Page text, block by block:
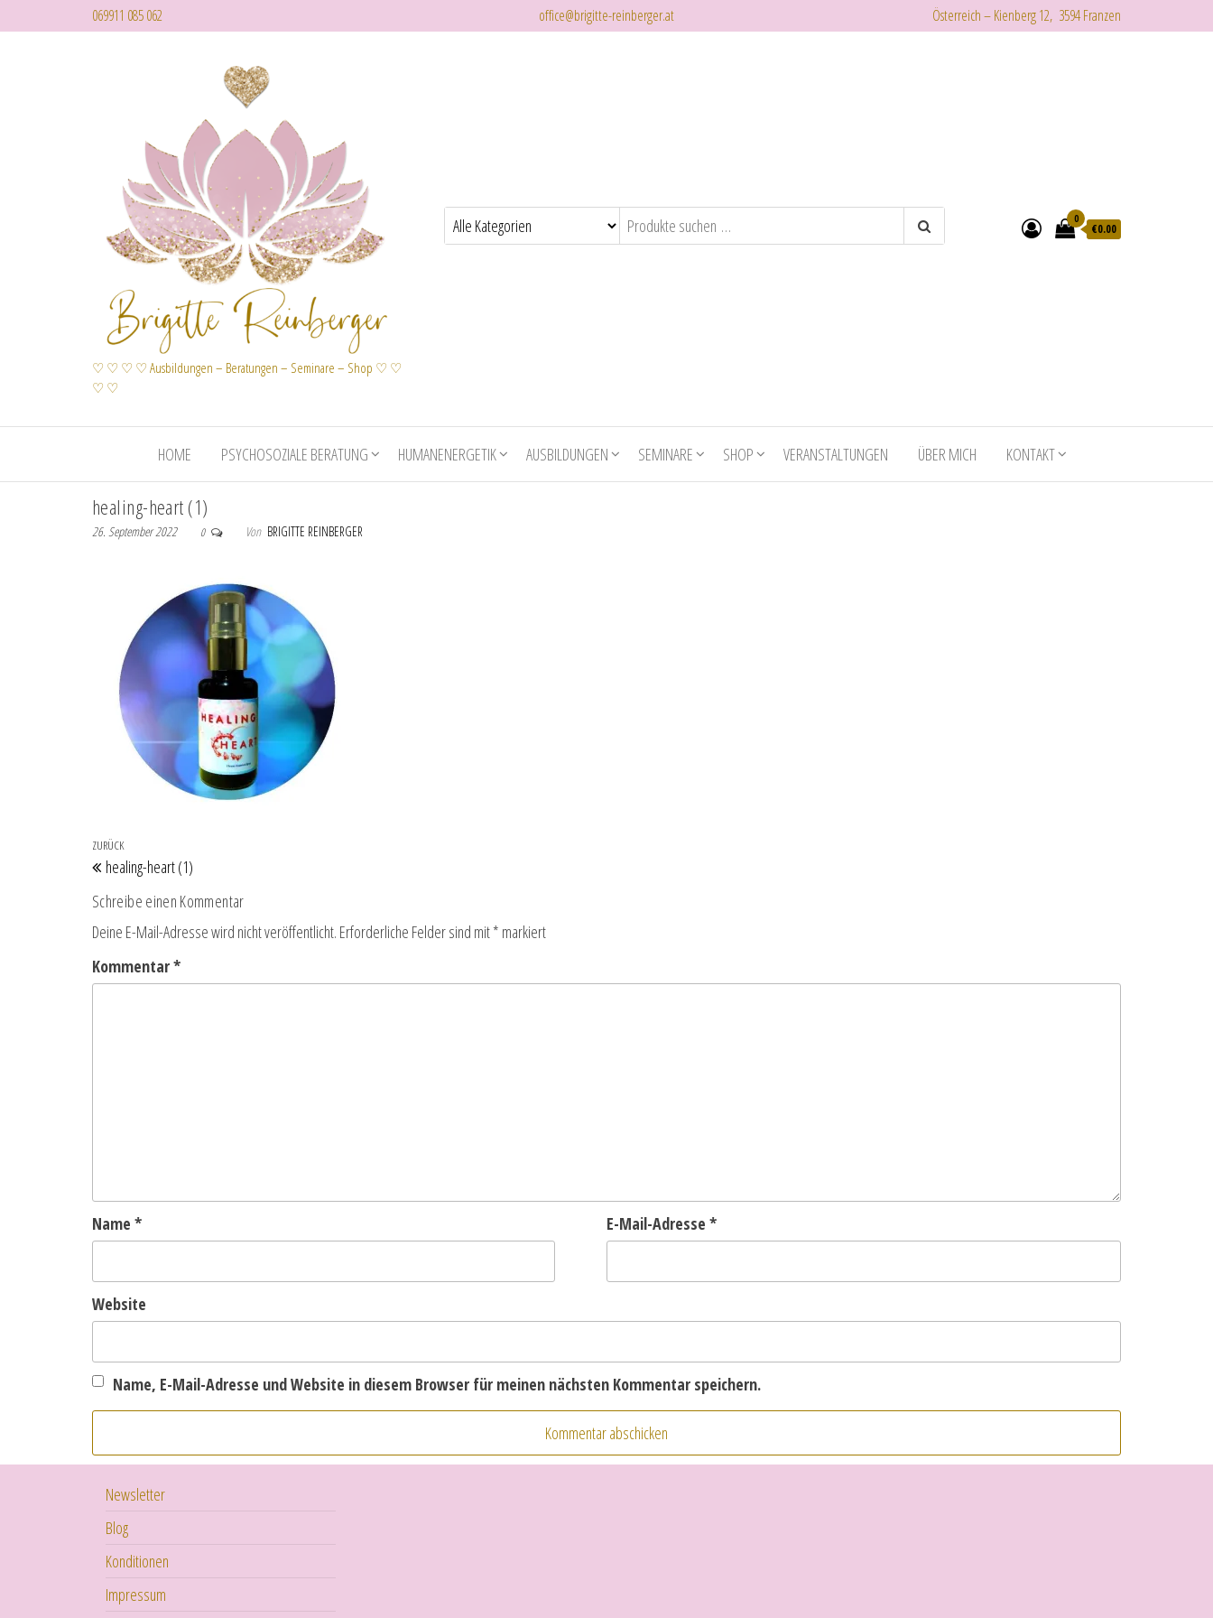
069911 085 062 office@brigitte-reinberger.at Österreich – Kienberg 12, 3594 Franzen
♡ ♡ ♡ ♡ Ausbildungen – Beratungen – Seminare – Shop ♡ ♡
♡ ♡
0
€0.00
HOME PSYCHOSOZIALE BERATUNG HUMANENERGETIK AUSBILDUNGEN SEMINARE SHOP VERANSTALTUNGEN ÜBER MICH KONTAKT
healing-heart (1)
26. September 2022 0 Von BRIGITTE REINBERGER
Beitragsnavigation
Vorheriger Beitrag
ZURÜCK
healing-heart (1)
Schreibe einen Kommentar
Deine E-Mail-Adresse wird nicht veröffentlicht. Erforderliche Felder sind mit* markiert
Kommentar*
Name * E-Mail-Adresse *
Website
Name, E-Mail-Adresse und Website in diesem Browser für meinen nächsten Kommentar speichern.
Newsletter
Blog
Konditionen
Impressum